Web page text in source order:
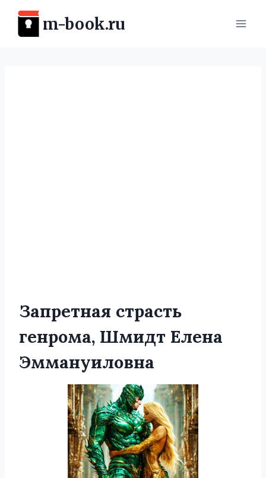
Перейти
содержимому
m-book.ru
Запретная страсть
генрома, Шмидт Елена
Эммануиловна